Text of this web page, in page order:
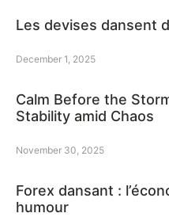
Les devises dansent
December 1, 2025
Calm Before the
Stability amid Chaos
November 30, 2025
Forex dansant :
humour